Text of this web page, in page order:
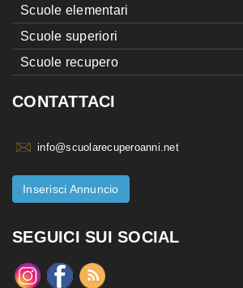
Scuole elementari
Scuole superiori
Scuole recupero
CONTATTACI
info@scuolarecuperoanni.net
Inserisci Annuncio
SEGUICI SUI SOCIAL